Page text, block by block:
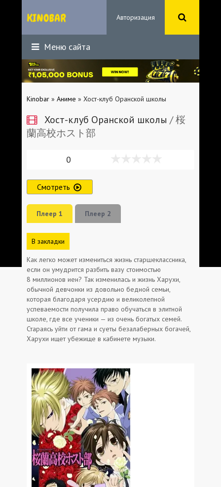
Авторизация
Меню сайта
Kinobar » Аниме » Хост-клуб Оранской школы
Хост-клуб Оранской школы / 桜
蘭高校ホスト部
0
Смотреть
Плеер 1 Плеер 2
В закладки
Как легко может измениться жизнь старшеклассника,
если он умудрится разбить вазу стоимостью
8 миллионов иен? Так изменилась и жизнь Харухи,
обычной девчонки из довольно бедной семьи,
которая благодаря усердию и великолепной
успеваемости получила право обучаться в элитной
школе, где все ученики — из очень богатых семей.
Стараясь уйти от гама и суеты безалаберных богачей,
Харухи ищет убежище в кабинете музыки.